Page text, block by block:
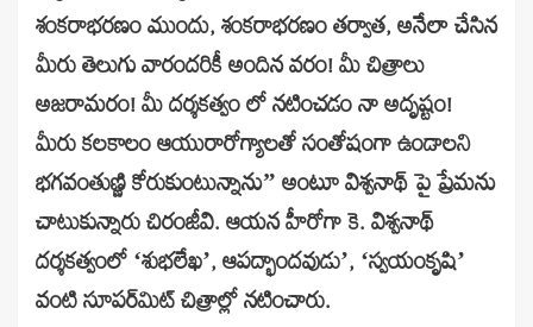
శంకరాభరణం ముందు, శంకరాభరణం తర్వాత, అనేలా చేసిన
మీరు తెలుగు వారందరికీ అందిన వరం! మీ చిత్రాలు
అజరామరం! మీ దర్శకత్వం లో నటించడం నా అదృష్టం!
మీరు కలకాలం ఆయురారోగ్యాలతో సంతోషంగా ఉండాలని
భగవంతుణ్ణి కోరుకుంటున్నాను” అంటూ విశ్వనాథ్‌ పై ప్రేమను
చాటుకున్నారు చిరంజీవి. ఆయన హీరోగా కె. విశ్వనాథ్‌
దర్శకత్వంలో ‘శుభలేఖ’, ఆపద్భాందవుడు’, ‘స్వయంకృషి’
వంటి సూపర్‌మిట్‌ చిత్రాల్లో నటించారు.